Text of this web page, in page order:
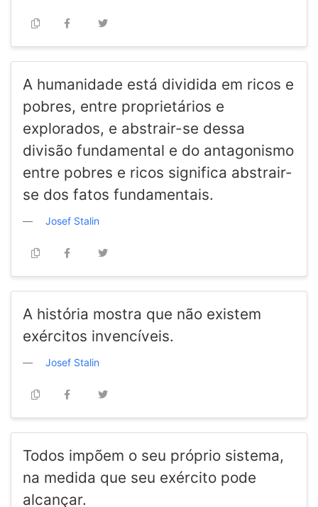
A humanidade está dividida em ricos e
pobres, entre proprietários e
explorados, e abstrair-se dessa
divisão fundamental e do antagonismo
entre pobres e ricos significa abstrair-
se dos fatos fundamentais.
Josef Stalin
A história mostra que não existem
exércitos invencíveis.
Josef Stalin
Todos impõem o seu próprio sistema,
na medida que seu exército pode
alcançar.